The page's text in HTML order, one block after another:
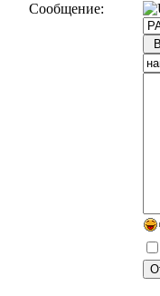
Сообщение: